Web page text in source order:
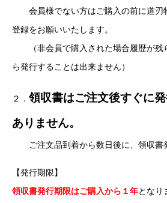
会員様でない方はご購入の前に道刃
登録をお願いいたします。
（非会員で購入された場合履歴が残
ら発行することは出来ません）
２． 領収書はご注文後すぐに
ありません。
ご注文品到着から数日後に、領収書
【発行期限】
領収書発行期限はご購入から１年となり